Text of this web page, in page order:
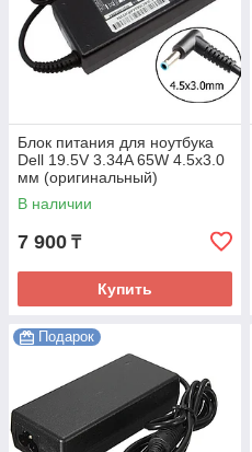
Блок питания для ноутбука
Dell 19.5V 3.34A 65W 4.5х3.0
мм (оригинальный)
В наличии
7 900 ₸
Купить
Подарок